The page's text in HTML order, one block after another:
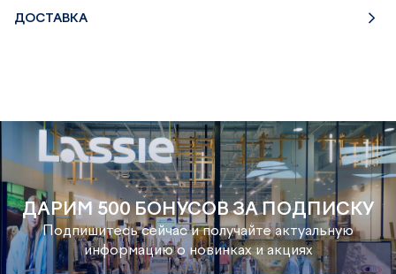
ДОСТАВКА
ДАРИМ 500 БОНУСОВ ЗА ПОДПИСКУ
Подпишитесь сейчас и получайте актуальную
информацию о новинках и акциях